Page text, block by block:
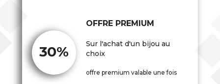
30%
OFFRE PREMIUM
Sur l'achat d'un bijou au
choix
offre premium valable une fois